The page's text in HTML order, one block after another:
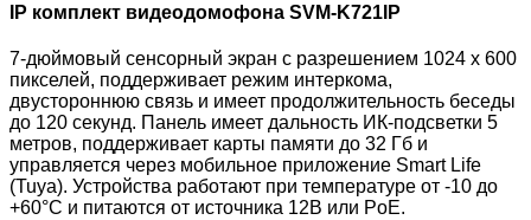
IP комплект видеодомофона SVM-K721IP
7-дюймовый сенсорный экран с разрешением 1024 x 600
пикселей, поддерживает режим интеркома,
двустороннюю связь и имеет продолжительность беседы
до 120 секунд. Панель имеет дальность ИК-подсветки 5
метров, поддерживает карты памяти до 32 Гб и
управляется через мобильное приложение Smart Life
(Tuya). Устройства работают при температуре от -10 до
+60°C и питаются от источника 12В или PoE.